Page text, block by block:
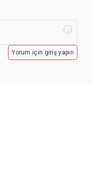
Yorum için giriş yapın